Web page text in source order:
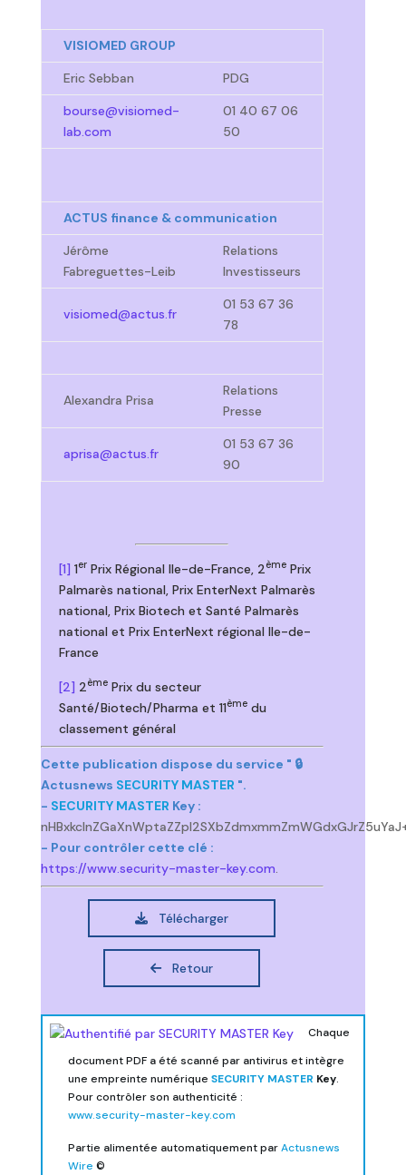
VISIOMED GROUP
Eric Sebban
PDG
bourse@visiomed-
lab.com
01 40 67 06
50
ACTUS finance & communication
Jérôme
Fabreguettes-Leib
Relations
Investisseurs
visiomed@actus.fr
01 53 67 36
78
Alexandra Prisa
Relations
Presse
aprisa@actus.fr
01 53 67 36
90
[1] 1erPrix Régional Ile-de-France, 2èmePrix
Palmarès national, Prix EnterNext Palmarès
national, Prix Biotech et Santé Palmarès
national et Prix EnterNext régional Ile-de-
France
[2] 2èmePrix du secteur
Santé/Biotech/Pharma et 11èmedu
classement général
Cette publication dispose du service " 🔒
Actusnews SECURITY MASTER ".
- SECURITY MASTER Key :
- Pour contrôler cette clé :
https://www.security-master-key.com
Télécharger
Retour
Chaque
document PDF a été scanné par antivirus et intègre
une empreinte numérique SECURITY MASTER Key.
Pour contrôler son authenticité :
www.security-master-key.com
Partie alimentée automatiquement parActusnews
Wire ©